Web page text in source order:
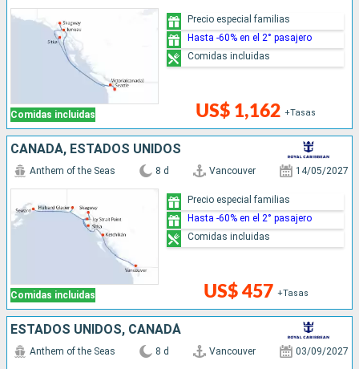
Comidas incluidas US$ 1,162 +Tasas
Precio especial familias
Hasta -60% en el 2° pasajero
Comidas incluidas
CANADÁ, ESTADOS UNIDOS
Comidas incluidas
Anthem of the Seas 8 d Vancouver 14/05/2027
US$ 457 +Tasas
Precio especial familias
Hasta -60% en el 2° pasajero
Comidas incluidas
ESTADOS UNIDOS, CANADÁ
Anthem of the Seas 8 d Vancouver 03/09/2027